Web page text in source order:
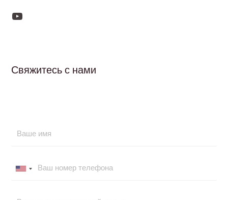
Свяжитесь с нами